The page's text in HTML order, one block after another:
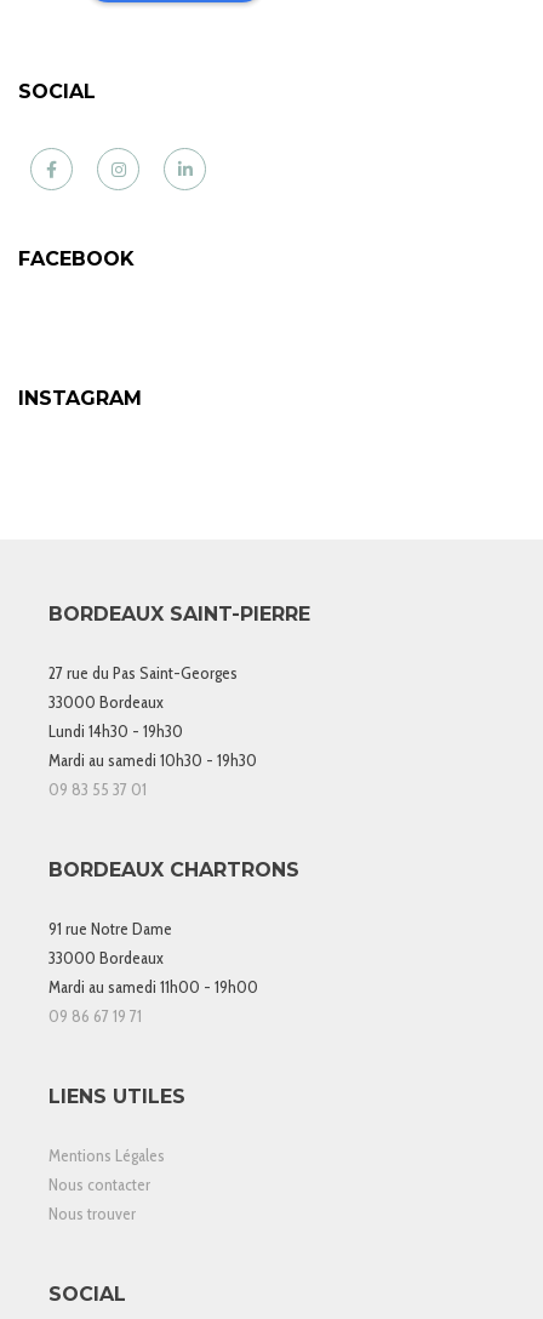
SOCIAL
Facebook Instagram LinkedIn
FACEBOOK
INSTAGRAM
BORDEAUX SAINT-PIERRE
27 rue du Pas Saint-Georges
33000 Bordeaux
Lundi 14h30 - 19h30
Mardi au samedi 10h30 - 19h30
09 83 55 37 01
BORDEAUX CHARTRONS
91 rue Notre Dame
33000 Bordeaux
Mardi au samedi 11h00 - 19h00
09 86 67 19 71
LIENS UTILES
Mentions Légales
Nous contacter
Nous trouver
SOCIAL